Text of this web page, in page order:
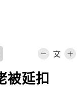
被延扣